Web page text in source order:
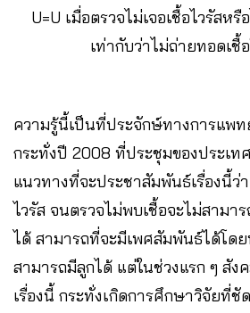
U=U เมื่อตรวจไม่เจอเชื้อไวรัสหรื
เท่ากับว่าไม่ถ่ายทอดเชื้
ความรู้นี้เป็นที่ประจักษ์ทางการแพ
กระทั่งปี 2008 ที่ประชุมของประเท
แนวทางที่จะประชาสัมพันธ์เรื่องนี้ว่
ไวรัส จนตรวจไม่พบเชื้อจะไม่สามา
ได้ สามารถที่จะมีเพศสัมพันธ์ได้โด
สามารถมีลูกได้ แต่ในช่วงแรก ๆ สัง
เรื่องนี้ กระทั่งเกิดการศึกษาวิจัยที่ชั